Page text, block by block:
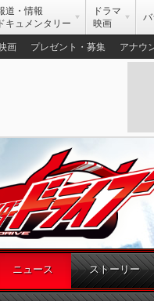
道・情報
ドキュメンタリー
ドラマ
映画
バ
画 プレゼント・募集 アナウ
ニュース ストーリー